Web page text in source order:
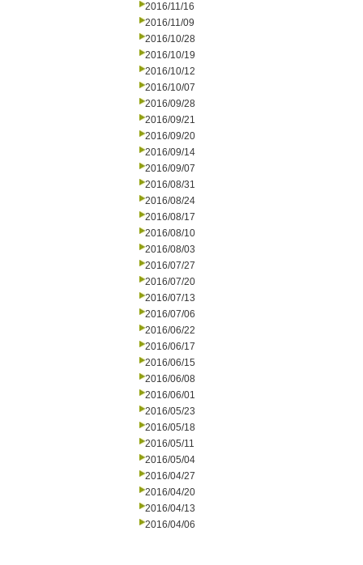
2016/11/16
2016/11/09
2016/10/28
2016/10/19
2016/10/12
2016/10/07
2016/09/28
2016/09/21
2016/09/20
2016/09/14
2016/09/07
2016/08/31
2016/08/24
2016/08/17
2016/08/10
2016/08/03
2016/07/27
2016/07/20
2016/07/13
2016/07/06
2016/06/22
2016/06/17
2016/06/15
2016/06/08
2016/06/01
2016/05/23
2016/05/18
2016/05/11
2016/05/04
2016/04/27
2016/04/20
2016/04/13
2016/04/06